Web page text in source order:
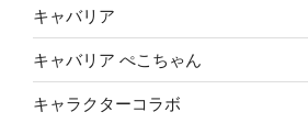
キャバリア
キャバリア ぺこちゃん
キャラクターコラボ